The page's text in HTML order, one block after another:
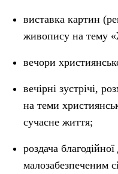
виставка картин
живопису на тему
вечори
вечірні зустрічі,
на теми
сучасне життя;
роздача
малозабезпеченим